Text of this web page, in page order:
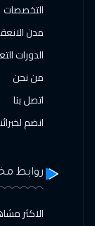
التخصصات
مدن
الدورات
من نحن
اتصل بنا
انضم
روابط
الاكثر